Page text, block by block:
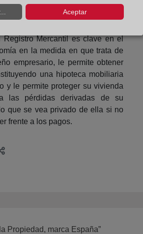
de Emprendedor de
Limitada.
Registro Mercantil es clave en el
en la medida en que trata de
empresario, le permite obtener
una hipoteca mobiliaria
y le permite proteger su vivienda
las pérdidas derivadas de su
que se vea privado de ella si no
frente a los pagos.
Propiedad, marca España”
Aceptar